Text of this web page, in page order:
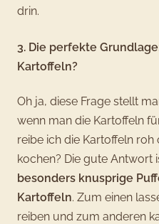
drin.
3. Die perfekte
Kartoffeln?
Oh ja, diese Frage stellt
wenn man die Kartoffeln
reibe ich die Kartoffeln
kochen? Die gute Antwort
besonders knusprige
Kartoffeln. Zum einen
reiben und zum anderen